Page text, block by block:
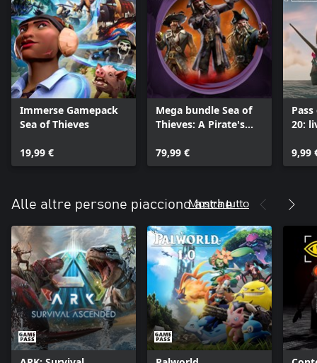
Immerse Gamepack
Sea of Thieves
19,99 €
Mega bundle Sea of
Thieves: A Pirate's
79,99 €
20:
9,99
Alle altre persone piacciono anche
Mostra tutto